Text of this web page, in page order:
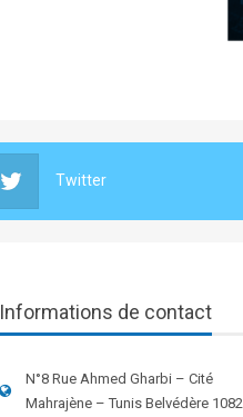
Twitter
Informations de contact
N°8 Rue Ahmed Gharbi – Cité
Mahrajène – Tunis Belvédère 1082